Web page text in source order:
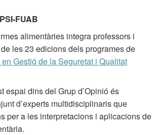
FUAB
alimentàries integra professors i
les 23 edicions dels programes de
Gestió de la Seguretat i Qualitat
espai dins del Grup d’Opinió és
d’experts multidisciplinaris que
per a les interpretacions i aplicacions de